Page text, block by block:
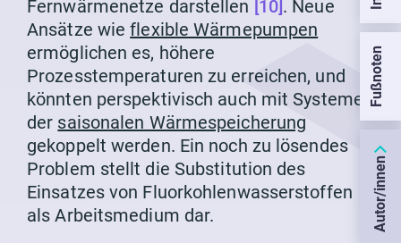
Fernwärmenetze darstellen [10]. Neue
Ansätze wieflexible Wärmepumpen
ermöglichen es, höhere
Prozesstemperaturen zu erreichen, und
könnten perspektivisch auch mit Systemen
der saisonalen Wärmespeicherung
gekoppelt werden. Ein noch zu lösendes
Problem stellt die Substitution des
Einsatzes von Fluorkohlenwasserstoffen
als Arbeitsmedium dar.
Fußnoten
Autor/innen